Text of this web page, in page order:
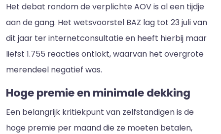
Het debat rondom de verplichte AOV is al een tijdje
aan de gang. Het wetsvoorstel BAZ lag tot 23 juli van
dit jaar ter internetconsultatie en heeft hierbij maar
liefst 1.755 reacties ontlokt, waarvan het overgrote
merendeel negatief was.
Hoge premie en minimale dekking
Een belangrijk kritiekpunt van zelfstandigen is de
hoge premie per maand die ze moeten betalen,